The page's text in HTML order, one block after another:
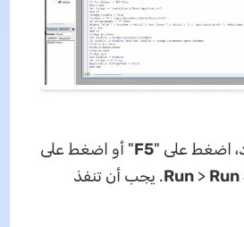
اضغط على "F5" أو اضغط على
Run > Run
. يجب أن تنفذ